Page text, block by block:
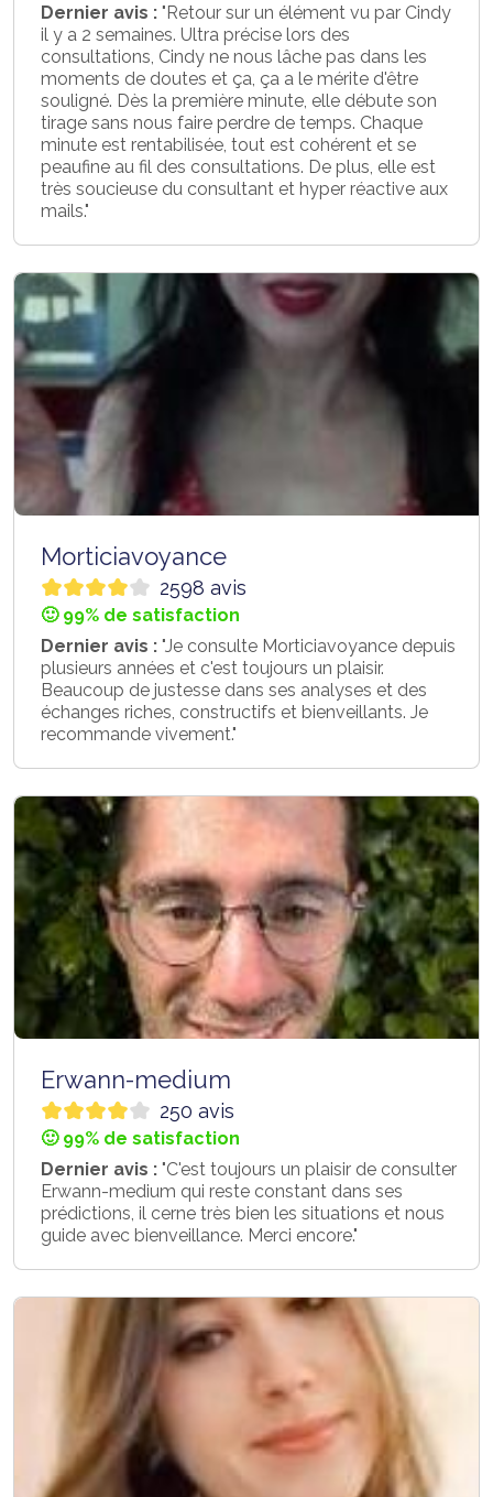
Dernier avis : "Retour sur un élément vu par Cindy
il y a 2 semaines. Ultra précise lors des
consultations, Cindy ne nous lâche pas dans les
moments de doutes et ça, ça a le mérite d'être
souligné. Dès la première minute, elle débute son
tirage sans nous faire perdre de temps. Chaque
minute est rentabilisée, tout est cohérent et se
peaufine au fil des consultations. De plus, elle est
très soucieuse du consultant et hyper réactive aux
mails."
Morticiavoyance
2598 avis
🙂 99% de satisfaction
Dernier avis : "Je consulte Morticiavoyance depuis
plusieurs années et c'est toujours un plaisir.
Beaucoup de justesse dans ses analyses et des
échanges riches, constructifs et bienveillants. Je
recommande vivement."
Erwann-medium
250 avis
🙂 99% de satisfaction
Dernier avis : "C'est toujours un plaisir de consulter
Erwann-medium qui reste constant dans ses
prédictions, il cerne très bien les situations et nous
guide avec bienveillance. Merci encore."